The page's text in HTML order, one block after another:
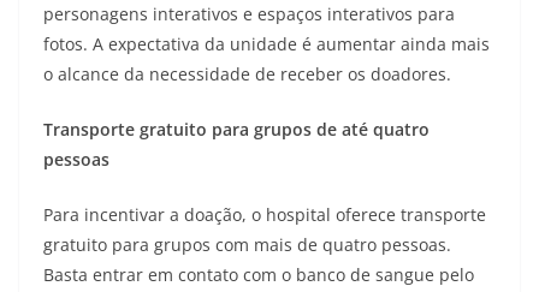
personagens interativos e espaços interativos para
fotos. A expectativa da unidade é aumentar ainda mais
o alcance da necessidade de receber os doadores.
Transporte gratuito para grupos de até quatro
pessoas
Para incentivar a doação, o hospital oferece transporte
gratuito para grupos com mais de quatro pessoas.
Basta entrar em contato com o banco de sangue pelo